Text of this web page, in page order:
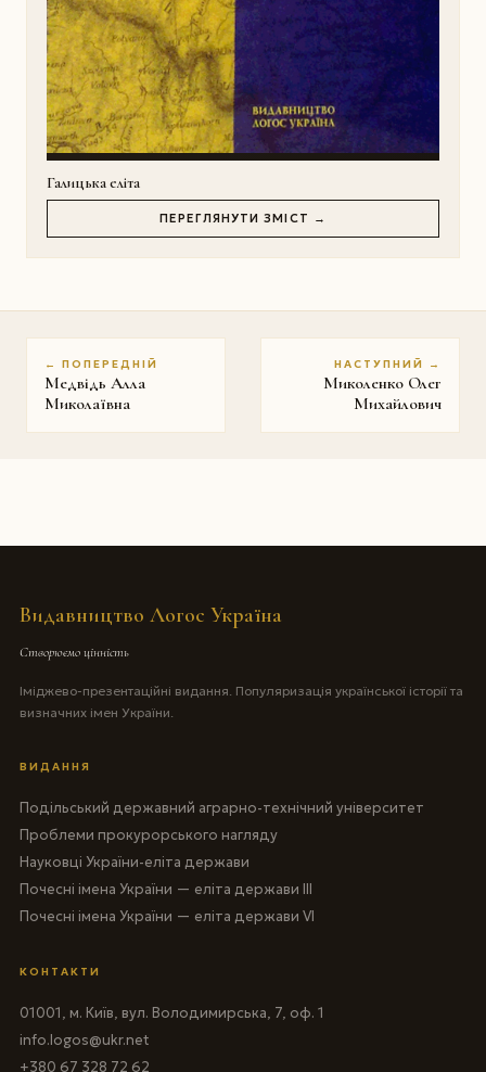
Галицька еліта
ПЕРЕГЛЯНУТИ ЗМІСТ →
← ПОПЕРЕДНІЙ
Медвідь Алла
Миколаївна
НАСТУПНИЙ →
Миколенко Олег
Михайлович
Видавництво Логос Україна
Створюємо цінність
Іміджево-презентаційні видання. Популяризація української історії та
визначних імен України.
ВИДАННЯ
Подільський державний аграрно-технічний університет
Проблеми прокурорського нагляду
Науковці України-еліта держави
Почесні імена України — еліта держави III
Почесні імена України — еліта держави VI
КОНТАКТИ
01001, м. Київ, вул. Володимирська, 7, оф. 1
info.logos@ukr.net
+380 67 328 72 62